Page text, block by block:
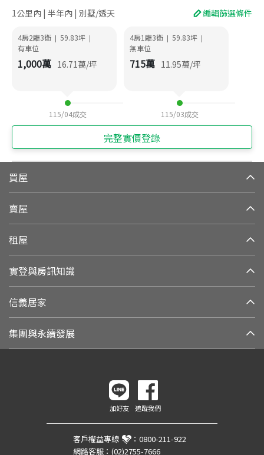
1公里內 | 半年內 | 別墅/透天 編輯篩選條件
4房2廳3衛 | 59.83坪 |
有車位
1,000萬 16.71萬/坪
115/04成交
4房1廳3衛 | 59.83坪 |
無車位
715萬 11.95萬/坪
115/03成交
完整實價登錄
買屋
賣屋
租屋
實登與房訊知識
信義居家
集團與永續發展
加好友 追蹤我們
客戶權益專線 ： 0800-211-922
網路客服： (02)2755-7666